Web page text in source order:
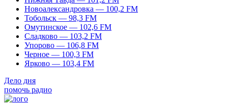
Новоалександровка — 100,2 FM
Тобольск — 98,3 FM
Омутинское — 102,6 FM
Сладково — 103,2 FM
Упорово — 106,8 FM
Черное — 100,3 FM
Ярково — 103,4 FM
Дело дня
помочь радио